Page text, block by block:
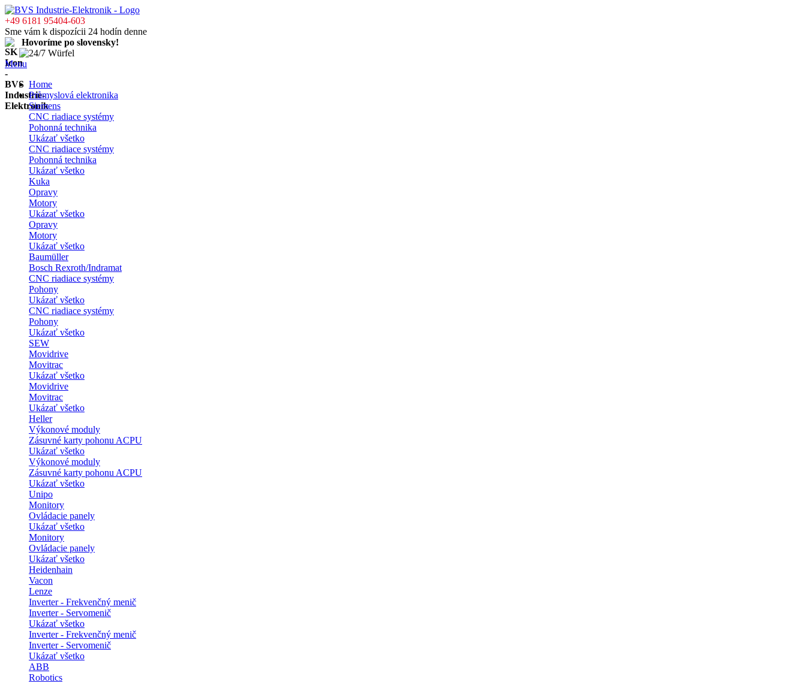
+49 6181 95404-603
Sme vám k dispozícii 24 hodín denne
Hovoríme po slovensky!
Menu
Home
Průmyslová elektronika
Siemens
CNC riadiace systémy
Pohonná technika
Ukázať všetko
CNC riadiace systémy
Pohonná technika
Ukázať všetko
Kuka
Opravy
Motory
Ukázať všetko
Opravy
Motory
Ukázať všetko
Baumüller
Bosch Rexroth/Indramat
CNC riadiace systémy
Pohony
Ukázať všetko
CNC riadiace systémy
Pohony
Ukázať všetko
SEW
Movidrive
Movitrac
Ukázať všetko
Movidrive
Movitrac
Ukázať všetko
Heller
Výkonové moduly
Zásuvné karty pohonu ACPU
Ukázať všetko
Výkonové moduly
Zásuvné karty pohonu ACPU
Ukázať všetko
Unipo
Monitory
Ovládacie panely
Ukázať všetko
Monitory
Ovládacie panely
Ukázať všetko
Heidenhain
Vacon
Lenze
Inverter - Frekvenčný menič
Inverter - Servomenič
Ukázať všetko
Inverter - Frekvenčný menič
Inverter - Servomenič
Ukázať všetko
ABB
Robotics